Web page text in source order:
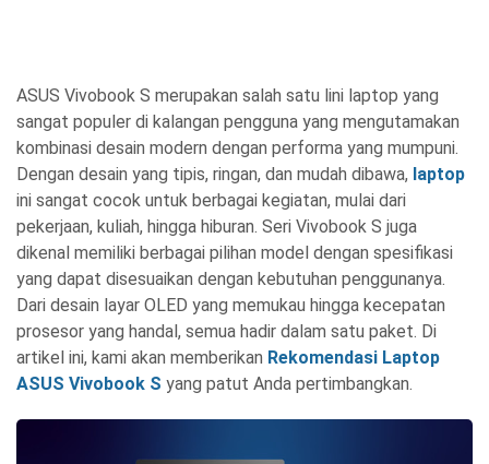
ASUS Vivobook S merupakan salah satu lini laptop yang
sangat populer di kalangan pengguna yang mengutamakan
kombinasi desain modern dengan performa yang mumpuni.
Dengan desain yang tipis, ringan, dan mudah dibawa, laptop
ini sangat cocok untuk berbagai kegiatan, mulai dari
pekerjaan, kuliah, hingga hiburan. Seri Vivobook S juga
dikenal memiliki berbagai pilihan model dengan spesifikasi
yang dapat disesuaikan dengan kebutuhan penggunanya.
Dari desain layar OLED yang memukau hingga kecepatan
prosesor yang handal, semua hadir dalam satu paket. Di
artikel ini, kami akan memberikan Rekomendasi Laptop
ASUS Vivobook S yang patut Anda pertimbangkan.